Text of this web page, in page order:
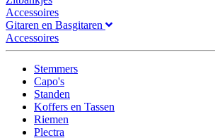
Accessoires
Gitaren en Basgitaren
Accessoires
Stemmers
Capo's
Standen
Koffers en Tassen
Riemen
Plectra